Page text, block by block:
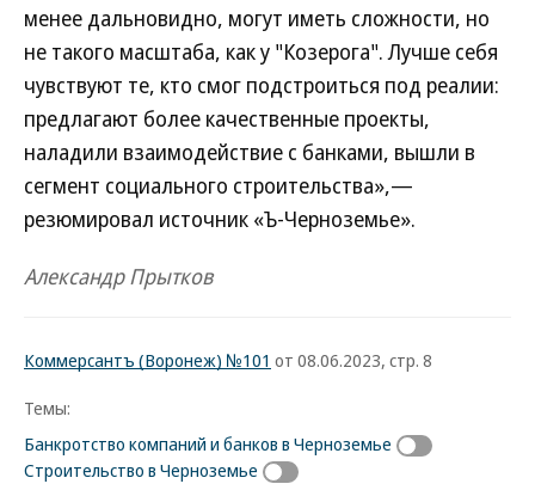
менее дальновидно, могут иметь сложности, но
не такого масштаба, как у "Козерога". Лучше себя
чувствуют те, кто смог подстроиться под реалии:
предлагают более качественные проекты,
наладили взаимодействие с банками, вышли в
сегмент социального строительства»,—
резюмировал источник «Ъ-Черноземье».
Александр Прытков
Коммерсантъ (Воронеж) №101 от 08.06.2023, стр. 8
Темы:
Банкротство компаний и банков в Черноземье
Строительство в Черноземье